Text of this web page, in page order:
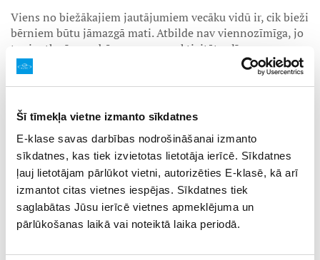
Šī tīmekļa vietne izmanto sīkdatnes
E-klase savas darbības nodrošināšanai izmanto
sīkdatnes, kas tiek izvietotas lietotāja ierīcē. Sīkdatnes
ļauj lietotājam pārlūkot vietni, autorizēties E-klasē, kā arī
izmantot citas vietnes iespējas. Sīkdatnes tiek
saglabātas Jūsu ierīcē vietnes apmeklējuma un
pārlūkošanas laikā vai noteiktā laika periodā.
Viens no biežākajiem jautājumiem vecāku vidū ir, cik bieži
bērniem būtu jāmazgā mati. Atbilde nav viennozīmīga, jo
tas ir atkarīgs no bērna vecuma, aktivitātes līmeņa un
galvas ādas tipa.
līdz 3 reizes nedēļā, jo viņu galvas āda izdala mazāk tauku.
Savukārt pusaudžiem, īpaši pubertātes laikā, matu
mazgāšana var būt nepieciešama biežāk, jo hormonālo
izmaiņu dēļ galvas āda kļūst taukaināka.
Svarīgi ir novērot bērna galvas ādu. Ja mati ātri kļūst
taukaini vai parādās nepatīkama smarža, mazgāšana jāveic
biežāk. Ja mati ir sausi un galvas āda jutīga, labāk